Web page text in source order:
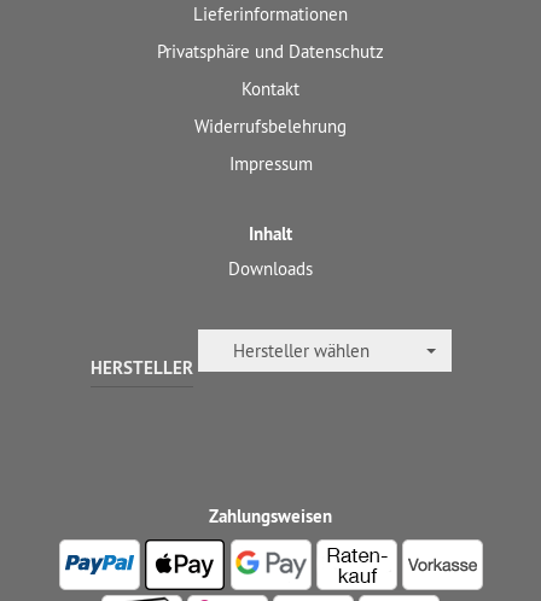
Lieferinformationen
Privatsphäre und Datenschutz
Kontakt
Widerrufsbelehrung
Impressum
Inhalt
Downloads
HERSTELLER
Hersteller wählen
Zahlungsweisen